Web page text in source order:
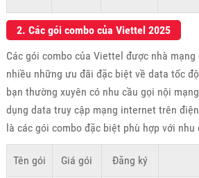
2. Các gói combo của Viettel 2025
Các gói combo của Viettel được nhà
nhiều những ưu đãi đặc biệt về data tốc
bạn thường xuyên có nhu cầu gọi nội
dụng data truy cập mạng internet trên
là các gói combo đặc biệt phù hợp với nhu
Tên gói Giá gói Đăng ký